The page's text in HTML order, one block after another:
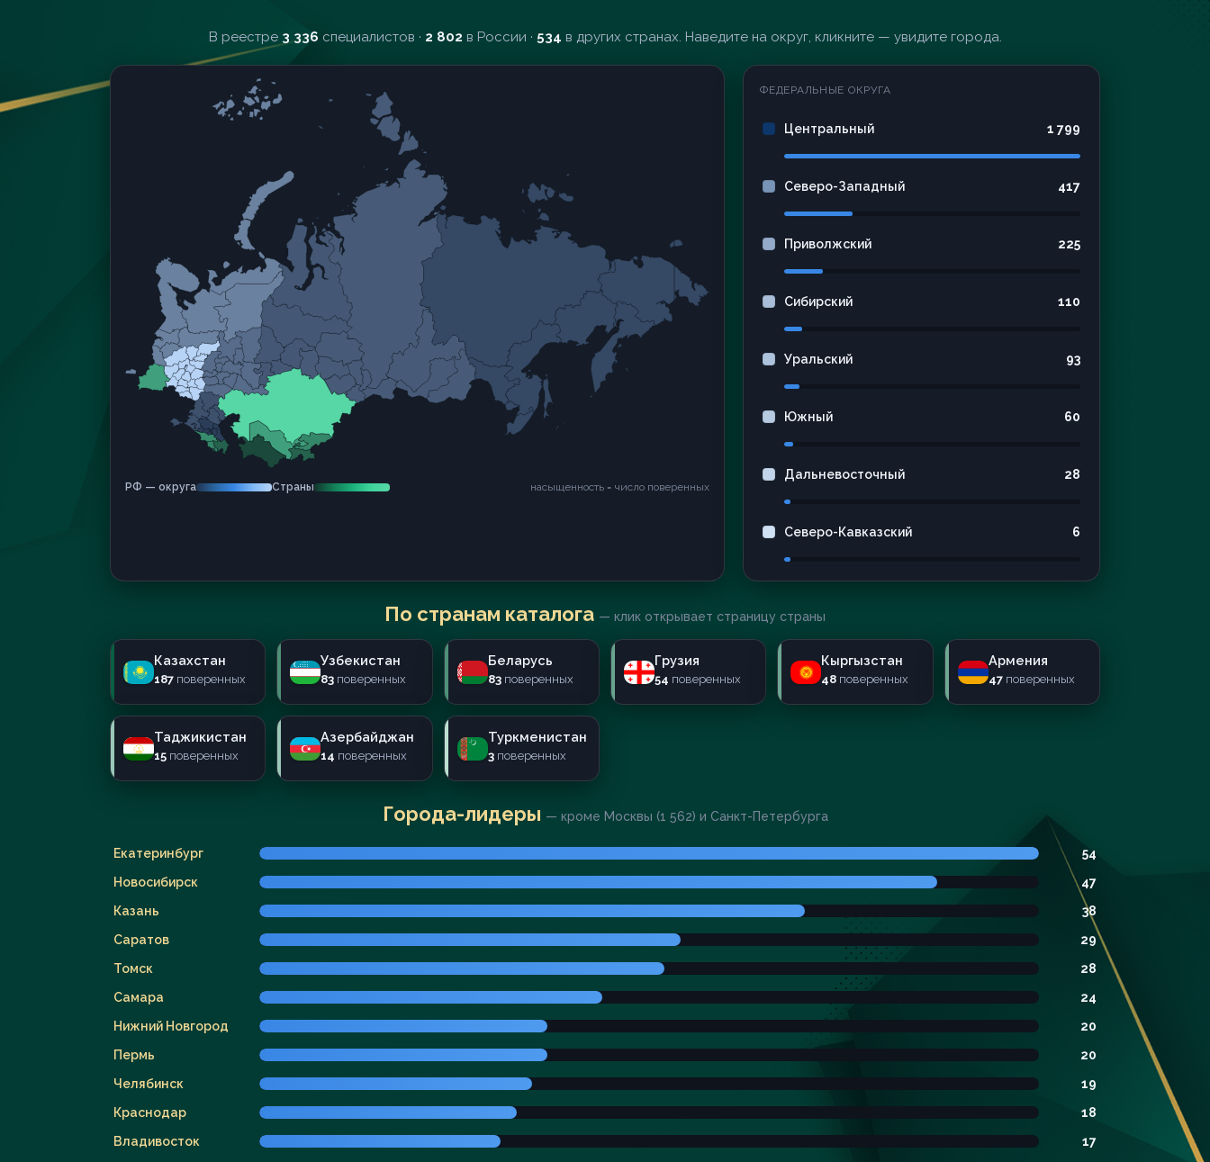
В реестре 3 336 специалистов · 2 802 в России · 534 в других странах. Наведите на округ, кликните — увидите города.
РФ — округа Страны насыщенность = число поверенных
ФЕДЕРАЛЬНЫЕ ОКРУГА
Центральный 1 799
Северо-Западный 417
Приволжский 225
Сибирский 110
Уральский 93
Южный 60
Дальневосточный 28
Северо-Кавказский 6
По странам каталога — клик открывает страницу страны
Казахстан
187 поверенных
Узбекистан
83 поверенных
Беларусь
83поверенных
Грузия
54 поверенных
Кыргызстан
48 поверенных
Армения
47поверенных
Таджикистан
15 поверенных
Азербайджан
14 поверенных
Туркменистан
3поверенных
Города-лидеры — кроме Москвы (1 562) и Санкт-Петербурга
Екатеринбург
54
Новосибирск
47
Казань
38
Саратов
29
Томск
28
Самара
24
Нижний Новгород
20
Пермь
20
Челябинск
19
Краснодар
18
Владивосток
17